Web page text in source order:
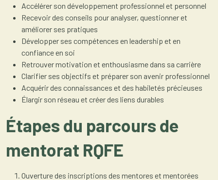
Accélérer son développement professionnel et personnel
Recevoir des conseils pour analyser, questionner et
améliorer ses pratiques
Développer ses compétences en leadership et en
confiance en soi
Retrouver motivation et enthousiasme dans sa carrière
Clarifier ses objectifs et préparer son avenir professionnel
Acquérir des connaissances et des habiletés précieuses
Élargir son réseau et créer des liens durables
Étapes du parcours de
mentorat RQFE
Ouverture des inscriptions des mentores et mentorées